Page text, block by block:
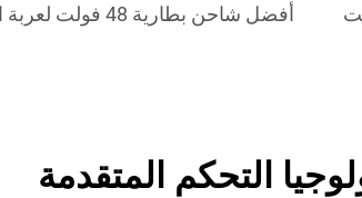
أفضل شاحن بطارية 48 فولت لعربة الجولف
التحكم المتقدمة